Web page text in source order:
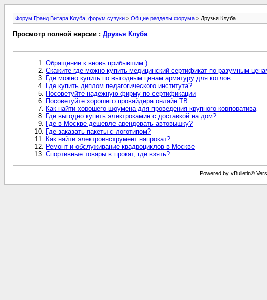
Форум Гранд Витара Клуба, форум сузуки > Общие разделы форума > Друзья Клуба
Просмотр полной версии : Друзья Клуба
Обращение к вновь прибывшим:)
Скажите где можно купить медицинский сертификат по разумным
Где можно купить по выгодным ценам арматуру для котлов
Где купить диплом педагогического института?
Посоветуйте надежную фирму по сертификации
Посоветуйте хорошего провайдера онлайн ТВ
Как найти хорошего шоумена для проведения крупного корпоратива
Где выгодно купить электрокамин с доставкой на дом?
Где в Москве дешевле арендовать автовышку?
Где заказать пакеты с логотипом?
Как найти электроинструмент напрокат?
Ремонт и обслуживание квадроциклов в Москве
Спортивные товары в прокат, где взять?
Powered by vBulletin®